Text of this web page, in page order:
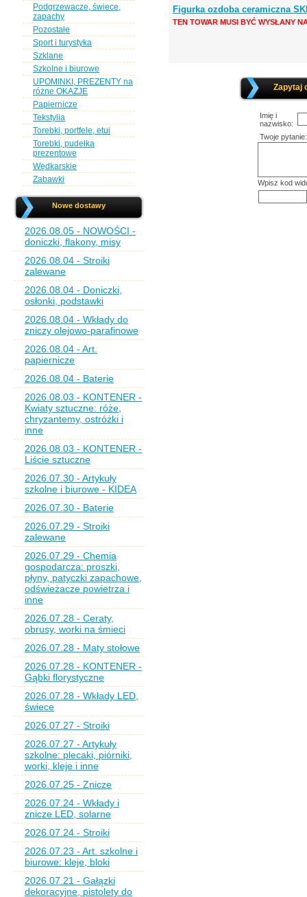
Podgrzewacze, świece,
zapachy
Pozostałe
Sport i turystyka
Szklane
Szkolne i biurowe
UPOMINKI, PREZENTY na
różne OKAZJE
Papiernicze
Tekstylia
Torebki, portfele, etui
Torebki, pudełka
prezentowe
Wędkarskie
Zabawki
Nowe dostawy
2026.08.05 - NOWOŚCI -
doniczki, flakony, misy
2026.08.04 - Stroiki
zalewane
2026.08.04 - Doniczki,
osłonki, podstawki
2026.08.04 - Wkłady do
zniczy olejowo-parafinowe
2026.08.04 - Art.
papiernicze
2026.08.04 - Baterie
2026.08.03 - KONTENER -
Kwiaty sztuczne: róże,
chryzantemy, ostróżki i
inne
2026.08.03 - KONTENER -
Liście sztuczne
2026.07.30 - Artykuły
szkolne i biurowe - KIDEA
2026.07.30 - Baterie
2026.07.29 - Stroiki
zalewane
2026.07.29 - Chemia
gospodarcza: proszki,
płyny, patyczki zapachowe,
odświeżacze powietrza i
inne
2026.07.28 - Ceraty,
obrusy, worki na śmieci
2026.07.28 - Maty stołowe
2026.07.28 - KONTENER -
Gąbki florystyczne
2026.07.28 - Wkłady LED,
świece
2026.07.27 - Stroiki
2026.07.27 - Artykuły
szkolne: plecaki, piórniki,
worki, kleje i inne
2026.07.25 - Znicze
2026.07.24 - Wkłady i
znicze LED, solarne
2026.07.24 - Stroiki
2026.07.23 - Art. szkolne i
biurowe: kleje, bloki
2026.07.21 - Gałązki
dekoracyjne, pistolety do
Figurka ozdoba ceramiczna
TEN TOWAR MUSI BYĆ WYSŁANY
Zapytaj
Imię i
nazwisko:
Twoje pytanie:
Wpisz kod